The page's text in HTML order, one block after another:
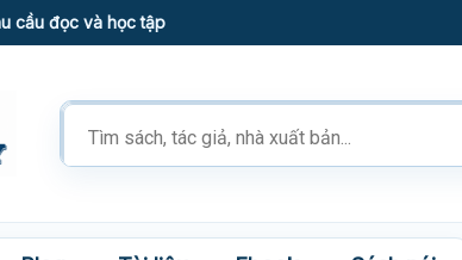
cầu đọc và học tập
Tìm
kiếm
phẩm